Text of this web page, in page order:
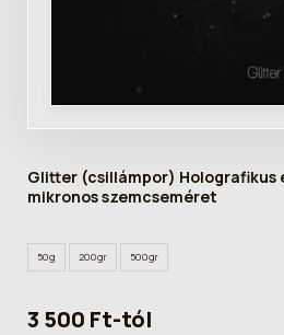
Glitter (csillámpor) Holografikus
mikronos szemcseméret
50g 200gr 500gr
3 500 Ft-tól